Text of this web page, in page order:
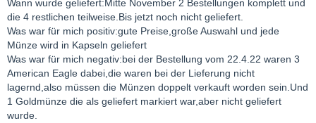
Wann wurde geliefert:Mitte November 2 Bestellungen komplett und
die 4 restlichen teilweise.Bis jetzt noch nicht geliefert.
Was war für mich positiv:gute Preise,große Auswahl und jede
Münze wird in Kapseln geliefert
Was war für mich negativ:bei der Bestellung vom 22.4.22 waren 3
American Eagle dabei,die waren bei der Lieferung nicht
lagernd,also müssen die Münzen doppelt verkauft worden sein.Und
1 Goldmünze die als geliefert markiert war,aber nicht geliefert
wurde.